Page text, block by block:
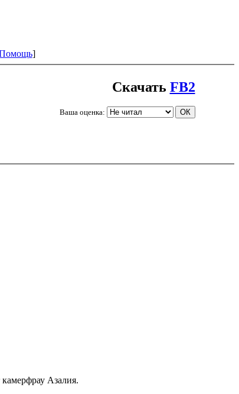
]
Скачать FB2
Ваша оценка:
Азалия.